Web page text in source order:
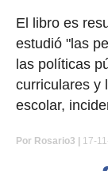
El libro es
estudió "las
las políticas
curriculares y
escolar,
Por Rosario3 | 17-